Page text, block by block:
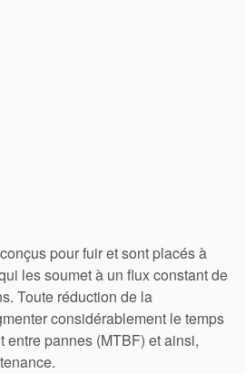
pour fuir et sont placés à
les soumet à un flux constant de
Toute réduction de la
considérablement le temps
entre pannes (MTBF) et ainsi,